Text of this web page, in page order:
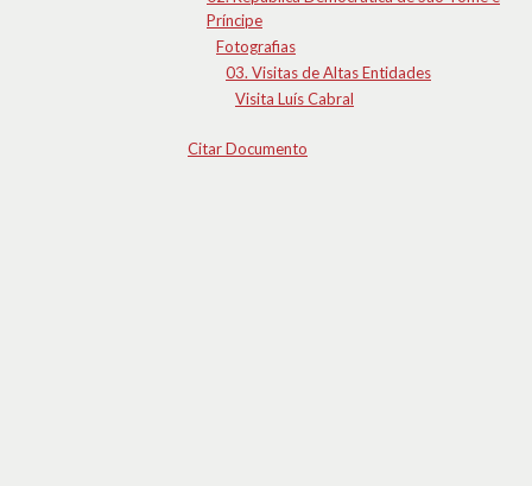
Príncipe
Fotografias
03. Visitas de Altas Entidades
Visita Luís Cabral
Citar Documento